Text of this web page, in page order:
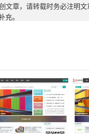
文章，请转载时务必注明
充。